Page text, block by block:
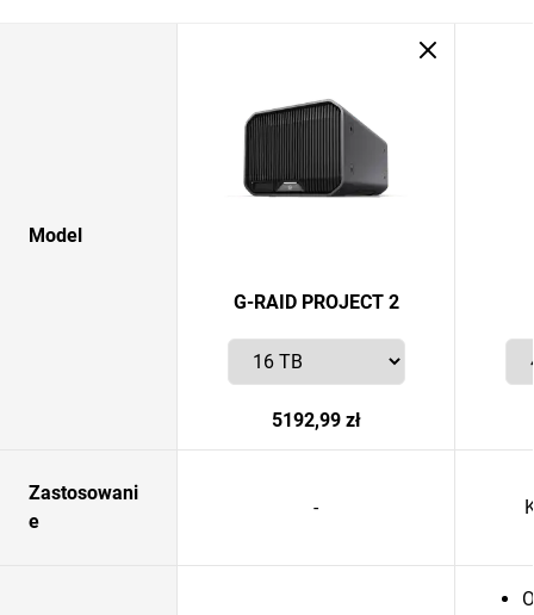
Model
G-RAID PROJECT 2
5192,99 zł
Zastosowani
e
-